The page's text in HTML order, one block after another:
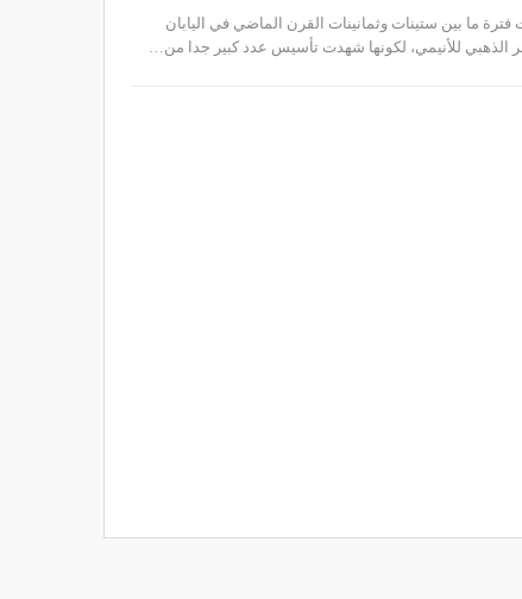
ما بين ستينات وثمانينات القرن الماضي في اليابان
الذهبي للأنيمي، لكونها شهدت تأسيس عدد كبير جدا من…